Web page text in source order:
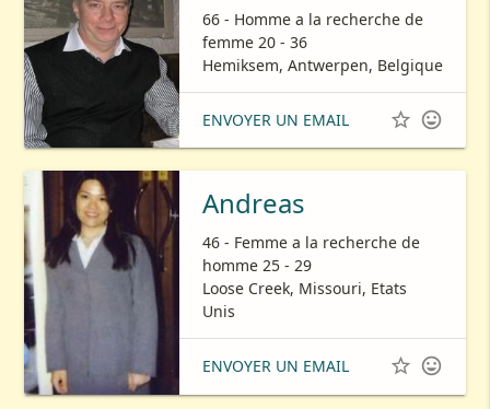
66 - Homme a la recherche de
femme 20 - 36
Hemiksem, Antwerpen, Belgique
ENVOYER UN EMAIL  
Andreas
46 - Femme a la recherche de
homme 25 - 29
Loose Creek, Missouri, Etats
Unis
ENVOYER UN EMAIL  